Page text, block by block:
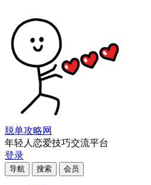
脱单攻略网
年轻人恋爱技巧交流平台
登录
导航 搜索 会员